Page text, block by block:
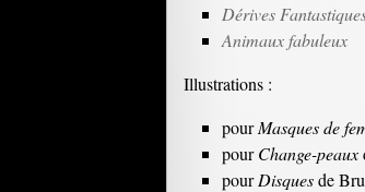
Dérives
Animaux fabuleux
Illustrations :
pourMasques de
pourChange-peaux
pourDisquesde